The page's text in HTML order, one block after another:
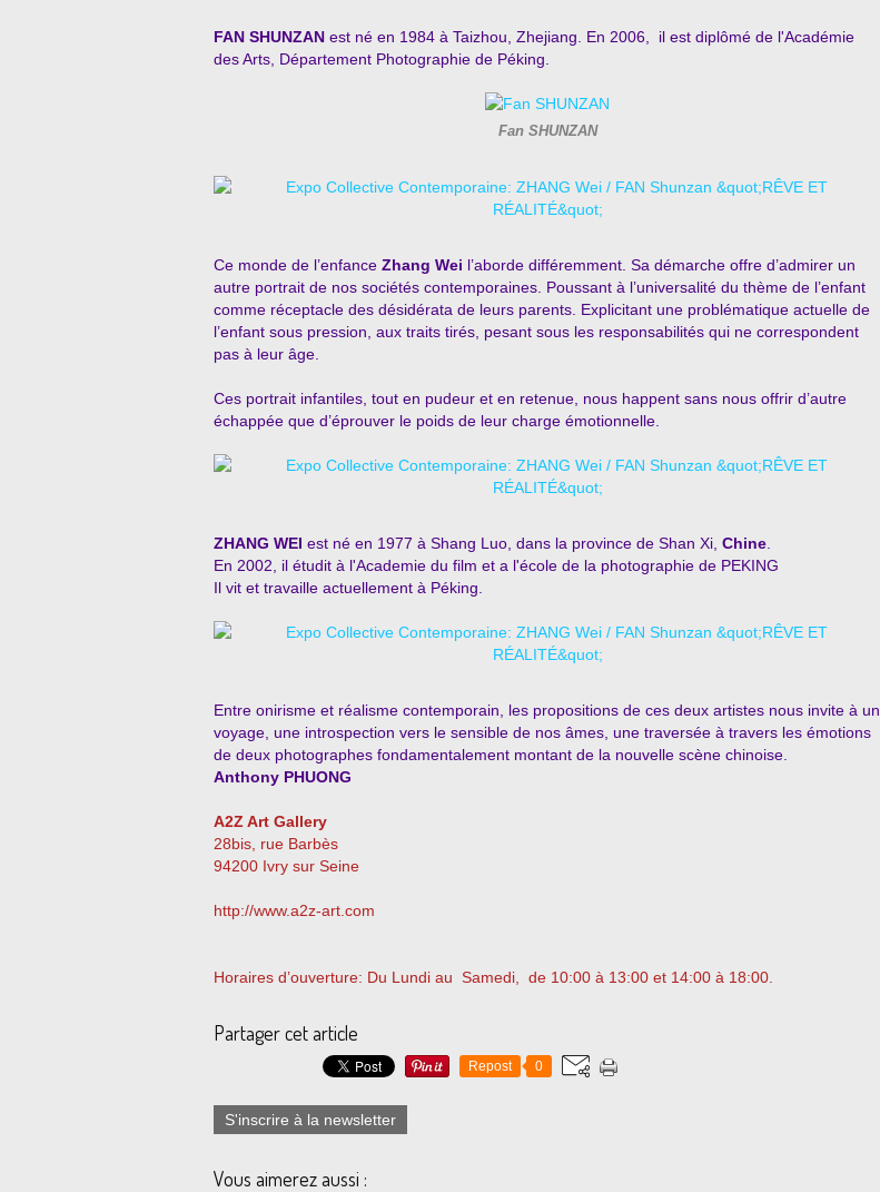
FAN SHUNZAN est né en 1984 à Taizhou, Zhejiang
En 2006, il est diplômé de l'Académie
des Arts, Département Photographie de Péking
Fan SHUNZAN
Ce monde de l’enfance Zhang Wei l’aborde différemment. Sa démarche offre d’admirer un
autre portrait de nos sociétés contemporaines. Poussant à l’universalité du thème de l’enfant
comme réceptacle des désidérata de leurs parents. Explicitant une problématique actuelle de
l’enfant sous pression, aux traits tirés, pesant sous les responsabilités qui ne correspondent
pas à leur âge.
Ces portrait infantiles, tout en pudeur et en retenue, nous happent sans nous offrir d’autre
échappée que d’éprouver le poids de leur charge émotionnelle.
ZHANG WEI est né en 1977 à Shang Luo, dans la province de Shan Xi, Chine
En 2002, il étudit à l'Academie du film et a l'école de la photographie de PEKING
Il vit et travaille actuellement à Péking.
Entre onirisme et réalisme contemporain, les propositions de ces deux artistes nous invite à un
voyage, une introspection vers le sensible de nos âmes, une traversée à travers les émotions
de deux photographes fondamentalement montant de la nouvelle scène chinoise.
Anthony PHUONG
A2Z Art Gallery
28bis, rue Barbès
94200 Ivry sur Seine
http://www.a2z-art.com
Horaires d’ouverture: Du Lundi au Samedi, de 10:00 à 13:00 et 14:00 à 18:00.
Partager cet article
Repost 0
S'inscrire à la newsletter
Vous aimerez aussi :